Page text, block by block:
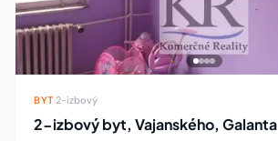
BYT· 2-izbový
2-izbový byt, Vajanského, Galanta